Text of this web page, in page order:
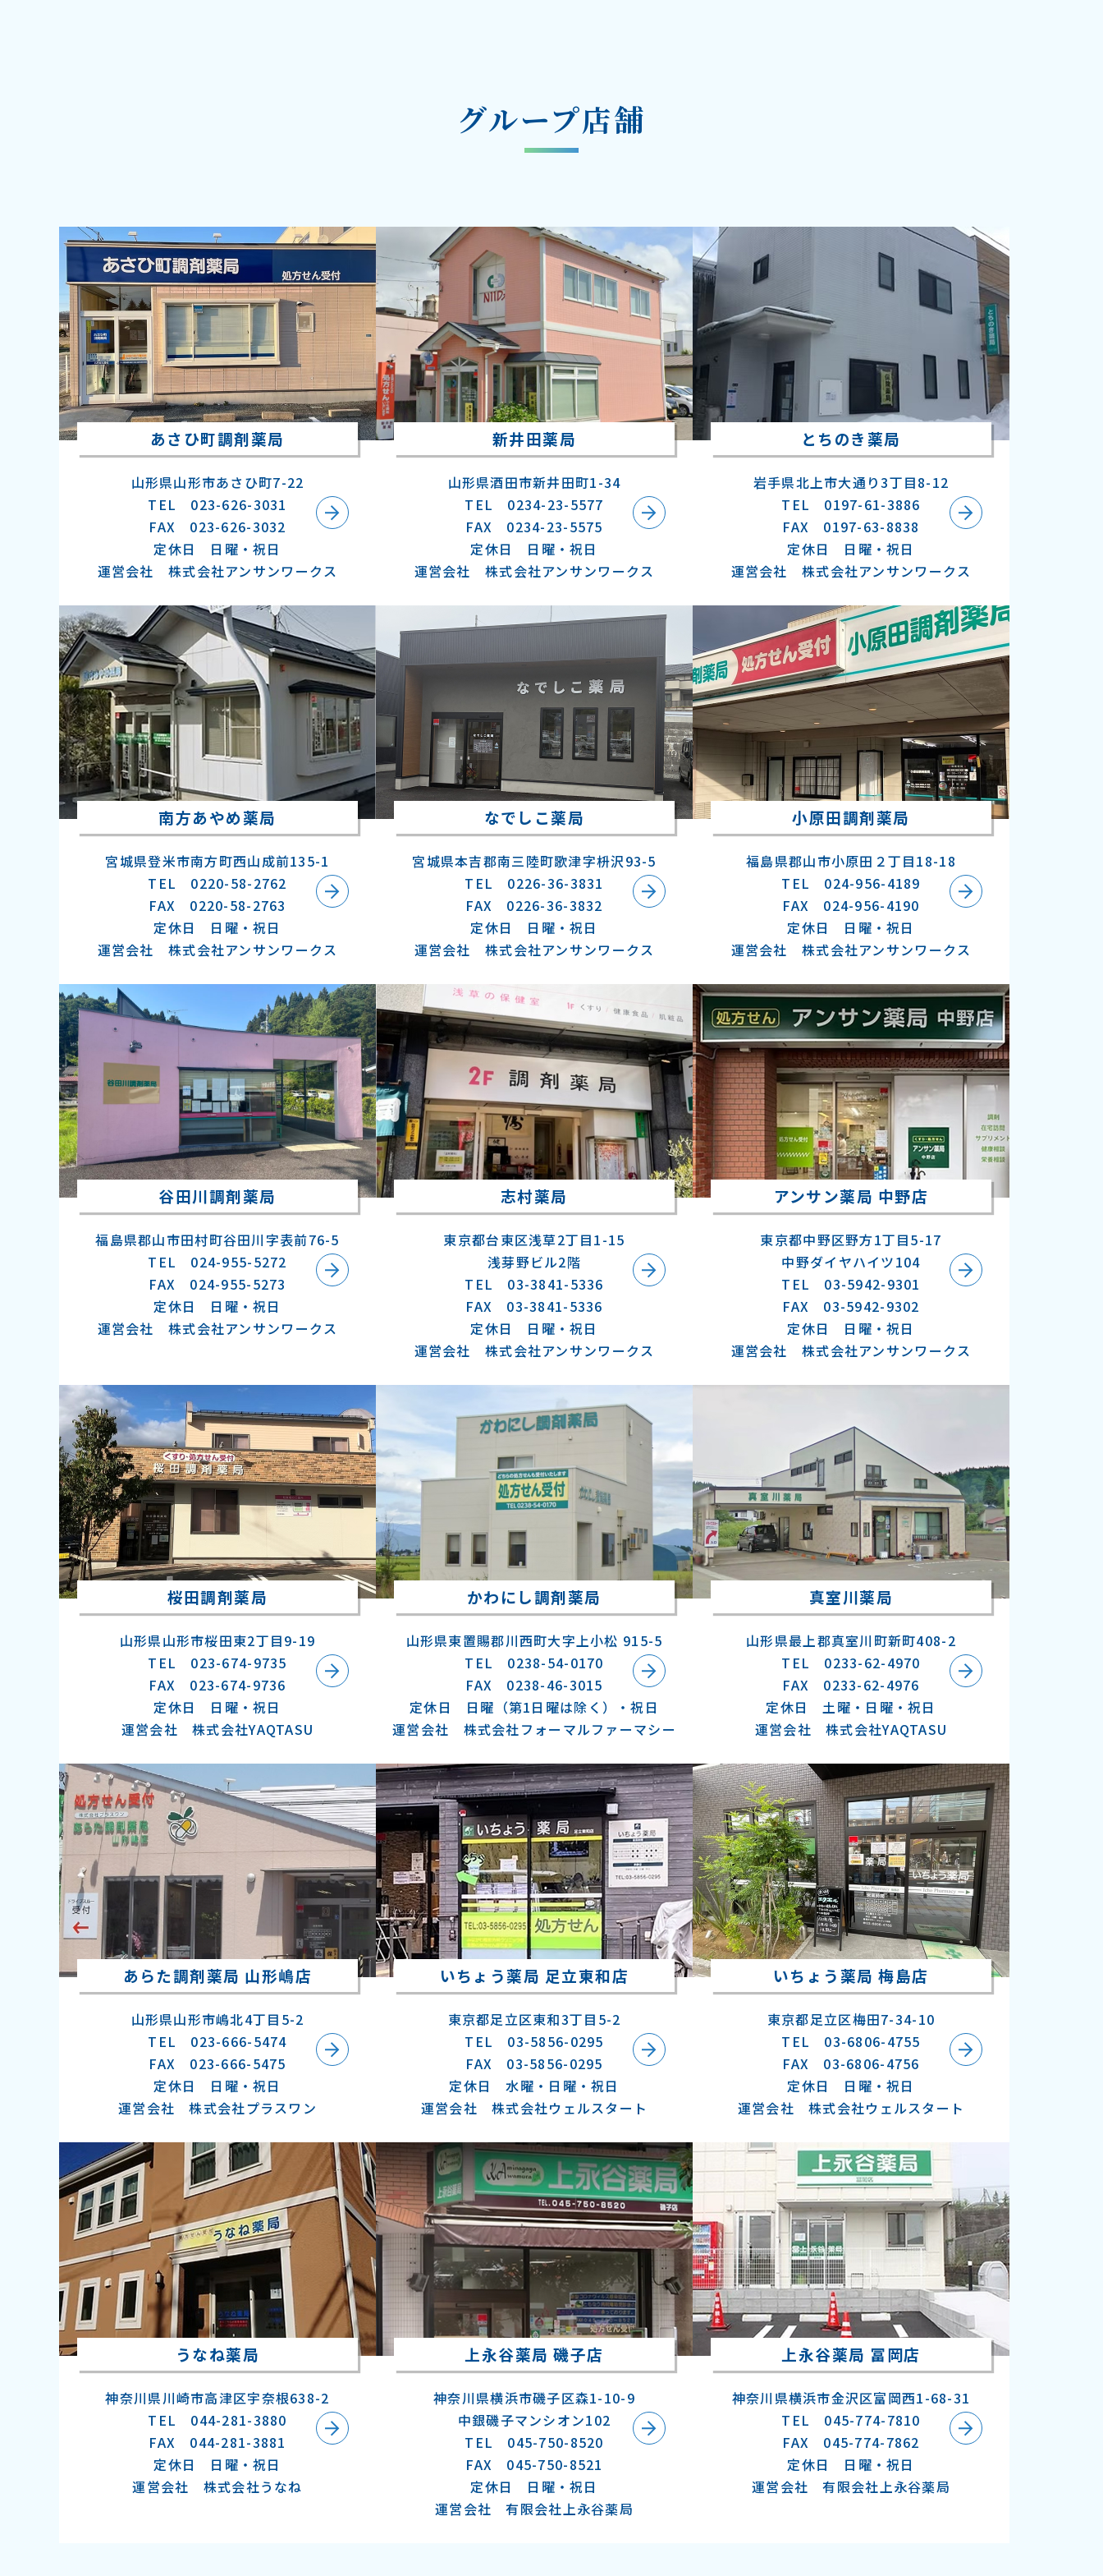
グループ店舗
あさひ町調剤薬局
山形県山形市あさひ町7-22
TEL 023-626-3031
FAX 023-626-3032
定休日 日曜・祝日
運営会社 株式会社アンサンワークス
新井田薬局
山形県酒田市新井田町1-34
TEL 0234-23-5577
FAX 0234-23-5575
定休日 日曜・祝日
運営会社 株式会社アンサンワークス
とちのき薬局
岩手県北上市大通り3丁目8-12
TEL 0197-61-3886
FAX 0197-63-8838
定休日 日曜・祝日
運営会社 株式会社アンサンワークス
南方あやめ薬局
宮城県登米市南方町西山成前135-1
TEL 0220-58-2762
FAX 0220-58-2763
定休日 日曜・祝日
運営会社 株式会社アンサンワークス
なでしこ薬局
宮城県本吉郡南三陸町歌津字枡沢93-5
TEL 0226-36-3831
FAX 0226-36-3832
定休日 日曜・祝日
運営会社 株式会社アンサンワークス
小原田調剤薬局
福島県郡山市小原田２丁目18-18
TEL 024-956-4189
FAX 024-956-4190
定休日 日曜・祝日
運営会社 株式会社アンサンワークス
谷田川調剤薬局
福島県郡山市田村町谷田川字表前76-5
TEL 024-955-5272
FAX 024-955-5273
定休日 日曜・祝日
運営会社 株式会社アンサンワークス
志村薬局
東京都台東区浅草2丁目1-15
浅芽野ビル2階
TEL 03-3841-5336
FAX 03-3841-5336
定休日 日曜・祝日
運営会社 株式会社アンサンワークス
アンサン薬局 中野店
東京都中野区野方1丁目5-17
中野ダイヤハイツ104
TEL 03-5942-9301
FAX 03-5942-9302
定休日 日曜・祝日
運営会社 株式会社アンサンワークス
桜田調剤薬局
山形県山形市桜田東2丁目9-19
TEL 023-674-9735
FAX 023-674-9736
定休日 日曜・祝日
運営会社 株式会社YAQTASU
かわにし調剤薬局
山形県東置賜郡川西町大字上小松 915-5
TEL 0238-54-0170
FAX 0238-46-3015
定休日 日曜（第1日曜は除く）・祝日
運営会社 株式会社フォーマルファーマシー
真室川薬局
山形県最上郡真室川町新町408-2
TEL 0233-62-4970
FAX 0233-62-4976
定休日 土曜・日曜・祝日
運営会社 株式会社YAQTASU
あらた調剤薬局 山形嶋店
山形県山形市嶋北4丁目5-2
TEL 023-666-5474
FAX ​023-666-5475
定休日 日曜・祝日
運営会社 株式会社プラスワン
いちょう薬局 足立東和店
東京都足立区東和3丁目5-2
TEL 03-5856-0295
FAX 03-5856-0295
定休日 水曜・日曜・祝日
運営会社 株式会社ウェルスタート
いちょう薬局 梅島店
東京都足立区梅田7-34-10
TEL 03-6806-4755
FAX 03-6806-4756
定休日 日曜・祝日
運営会社 株式会社ウェルスタート
うなね薬局
神奈川県川崎市高津区宇奈根638-2
TEL 044-281-3880
FAX 044-281-3881
定休日 日曜・祝日
運営会社 株式会社うなね
上永谷薬局 磯子店
神奈川県横浜市磯子区森1-10-9
中銀磯子マンシオン102
TEL 045-750-8520
FAX 045-750-8521
定休日 日曜・祝日
運営会社 有限会社上永谷薬局
上永谷薬局 冨岡店
神奈川県横浜市金沢区富岡西1-68-31
TEL 045-774-7810
FAX 045-774-7862
定休日 日曜・祝日
運営会社 有限会社上永谷薬局